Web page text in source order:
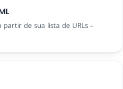
de sua lista de URLs –